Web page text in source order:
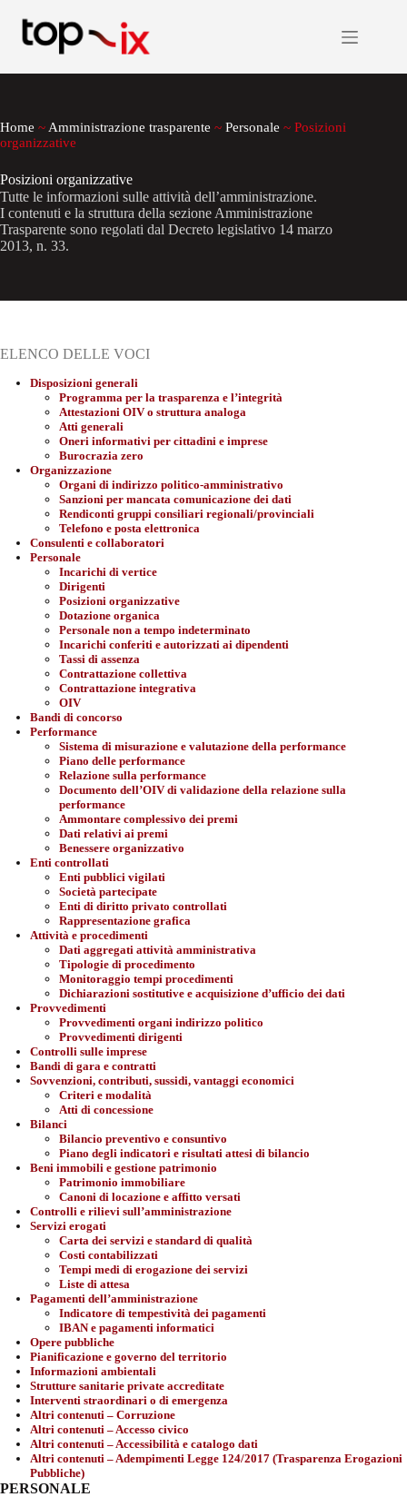
contenuto
Home ~ Amministrazione trasparente ~ Personale ~ Posizioni
organizzative
Posizioni organizzative
Tutte le informazioni sulle attività dell’amministrazione.
I contenuti e la struttura della sezione Amministrazione
Trasparente sono regolati dal Decreto legislativo 14 marzo
2013, n. 33.
ELENCO DELLE VOCI
Disposizioni generali
Programma per la trasparenza e l’integrità
Attestazioni OIV o struttura analoga
Atti generali
Oneri informativi per cittadini e imprese
Burocrazia zero
Organizzazione
Organi di indirizzo politico-amministrativo
Sanzioni per mancata comunicazione dei dati
Rendiconti gruppi consiliari regionali/provinciali
Telefono e posta elettronica
Consulenti e collaboratori
Personale
Incarichi di vertice
Dirigenti
Posizioni organizzative
Dotazione organica
Personale non a tempo indeterminato
Incarichi conferiti e autorizzati ai dipendenti
Tassi di assenza
Contrattazione collettiva
Contrattazione integrativa
OIV
Bandi di concorso
Performance
Sistema di misurazione e valutazione della performance
Piano delle performance
Relazione sulla performance
Documento dell’OIV di validazione della relazione sulla
performance
Ammontare complessivo dei premi
Dati relativi ai premi
Benessere organizzativo
Enti controllati
Enti pubblici vigilati
Società partecipate
Enti di diritto privato controllati
Rappresentazione grafica
Attività e procedimenti
Dati aggregati attività amministrativa
Tipologie di procedimento
Monitoraggio tempi procedimenti
Dichiarazioni sostitutive e acquisizione d’ufficio dei dati
Provvedimenti
Provvedimenti organi indirizzo politico
Provvedimenti dirigenti
Controlli sulle imprese
Bandi di gara e contratti
Sovvenzioni, contributi, sussidi, vantaggi economici
Criteri e modalità
Atti di concessione
Bilanci
Bilancio preventivo e consuntivo
Piano degli indicatori e risultati attesi di bilancio
Beni immobili e gestione patrimonio
Patrimonio immobiliare
Canoni di locazione e affitto versati
Controlli e rilievi sull’amministrazione
Servizi erogati
Carta dei servizi e standard di qualità
Costi contabilizzati
Tempi medi di erogazione dei servizi
Liste di attesa
Pagamenti dell’amministrazione
Indicatore di tempestività dei pagamenti
IBAN e pagamenti informatici
Opere pubbliche
Pianificazione e governo del territorio
Informazioni ambientali
Strutture sanitarie private accreditate
Interventi straordinari o di emergenza
Altri contenuti – Corruzione
Altri contenuti – Accesso civico
Altri contenuti – Accessibilità e catalogo dati
Altri contenuti – Adempimenti Legge 124/2017 (Trasparenza Erogazioni
Pubbliche)
PERSONALE